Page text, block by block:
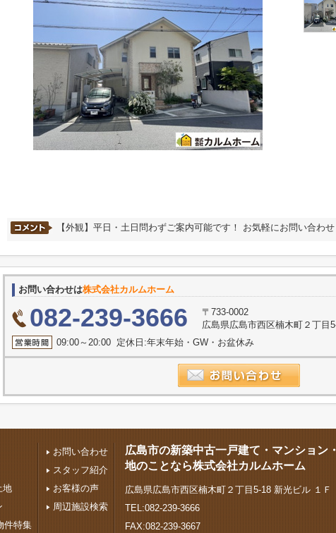
【外観】平日・土日問わずご案内可能です！ お気軽にお問い合わ
お問い合わせは株式会社カルムホーム
082-239-3666
〒733-0002
広島県広島市西区楠木町２丁目
09:00～20:00 定休日:年末年始・GW・お盆休み
地
件特集
お問い合わせ
スタッフ紹介
お客様の声
周辺施設検索
広島市の新築中古一戸建て・マンション
地のことなら株式会社カルムホーム
広島県広島市西区楠木町２丁目5-18 新光ビル １Ｆ
TEL:082-239-3666
FAX:082-239-3667